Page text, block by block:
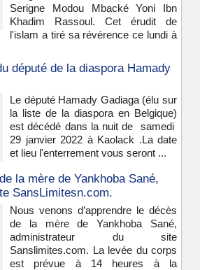
Serigne Modou Mbacké Yoni Ibn
Khadim Rassoul. Cet érudit de
l'islam a tiré sa révérence ce lundi à
député de la diaspora Hamady
Le député Hamady Gadiaga (élu sur
la liste de la diaspora en Belgique)
est décédé dans la nuit de samedi
29 janvier 2022 à Kaolack .La date
et lieu l'enterrement vous seront ...
la mère de Yankhoba Sané,
SansLimitesn.com.
Nous venons d’apprendre le décès
de la mère de Yankhoba Sané,
administrateur du site
Sanslimites.com. La levée du corps
est prévue à 14 heures à la